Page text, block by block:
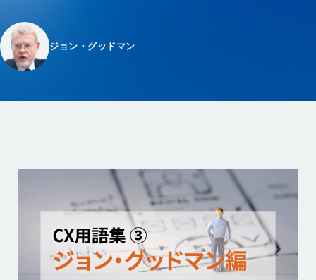
ジョン・グッドマン